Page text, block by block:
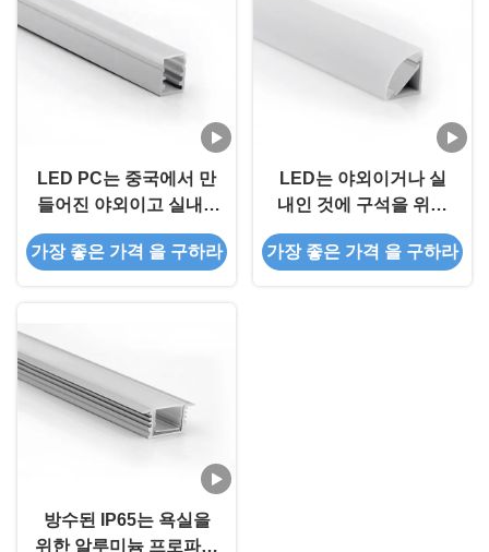
LED PC는 중국에서 만
들어진 야외이고 실내 2
색 압출 공장도 가격에
대해 방수 IP65를 커버
가장 좋은 가격 을 구하라
LED는 야외이거나 실
내인 것에 구석을 위해
방수 덮개 IP65 구축 pc
커버를 히스잉크로 덮습
가장 좋은 가격 을 구하라
방수된 IP65는 욕실을
위한 알루미늄 프로파일